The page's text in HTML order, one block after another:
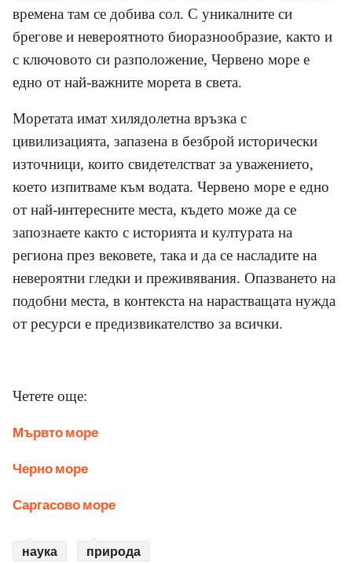
времена там се добива сол. С уникалните си
брегове и невероятното биоразнообразие, както и
с ключовото си разположение, Червено море е
едно от най-важните морета в света.
Моретата имат хилядолетна връзка с
цивилизацията, запазена в безброй исторически
източници, които свидетелстват за уважението,
което изпитваме към водата. Червено море е едно
от най-интересните места, където може да се
запознаете както с историята и културата на
региона през вековете, така и да се насладите на
невероятни гледки и преживявания. Опазването на
подобни места, в контекста на нарастващата нужда
от ресурси е предизвикателство за всички.
Четете още:
Мървто море
Черно море
Саргасово море
наука природа